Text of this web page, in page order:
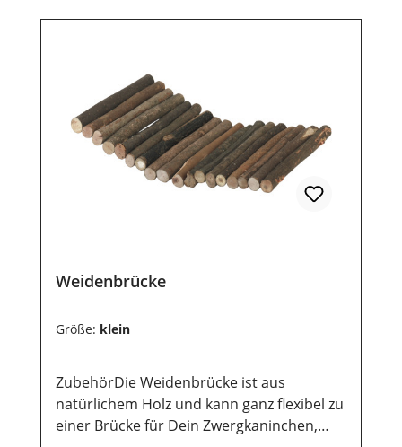
Weidenbrücke
Größe: klein
ZubehörDie Weidenbrücke ist aus
natürlichem Holz und kann ganz flexibel zu
einer Brücke für Dein Zwergkaninchen,